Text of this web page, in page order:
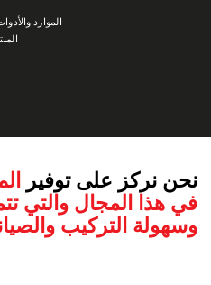
الموارد
نحن نركز على توفير
في هذا المجال والتي
وسهولة التركيب